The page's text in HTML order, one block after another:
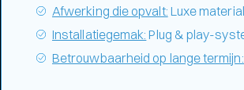
Afwerking die opvalt: Luxe
Installatiegemak: Plug & play-
Betrouwbaarheid op lange termijn: